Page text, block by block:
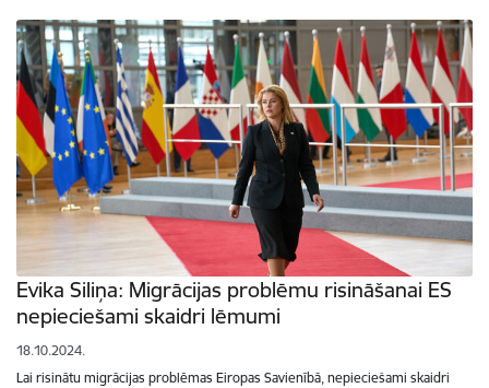
Evika Siliņa: Migrācijas problēmu risināšanai ES
nepieciešami skaidri lēmumi
18.10.2024.
Lai risinātu migrācijas problēmas Eiropas Savienībā, nepieciešami skaidri